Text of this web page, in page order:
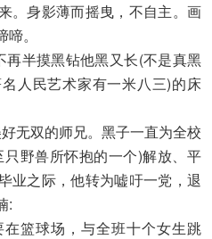
。身影薄而摇曳，不自主。画
。
半摸黑钻他黑又长(不是真黑
人民艺术家有一米八三)的床
无双的师兄。黑子一直为全校
野兽所怀抱的一个)解放、平
业之际，他转为嘘吁一党，退
:
篮球场，与全班十个女生跳